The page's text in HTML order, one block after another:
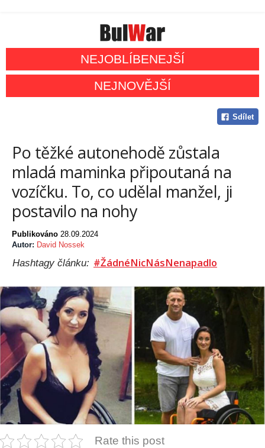
NEJOBLÍBENEJŠÍ
NEJNOVĚJŠÍ
Sdílet
Po těžké autonehodě zůstala
mladá maminka připoutaná na
vozíčku. To, co udělal manžel, ji
postavilo na nohy
Publikováno 28.09.2024
Autor: David Nossek
Hashtagy článku: #ŽádnéNicNásNenapadlo
Rate this post